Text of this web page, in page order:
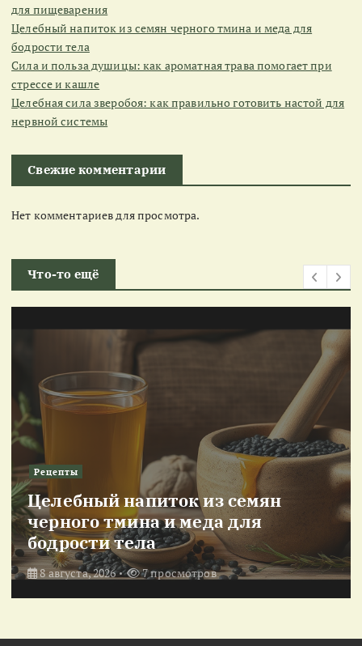
для пищеварения
Целебный напиток из семян черного тмина и меда для
бодрости тела
Сила и польза душицы: как ароматная трава помогает при
стрессе и кашле
Целебная сила зверобоя: как правильно готовить настой для
нервной системы
Свежие комментарии
Нет комментариев для просмотра.
Что-то ещё
Рецепты
Целебный напиток из семян
черного тмина и меда для
бодрости тела
8 августа, 2026 7 просмотров